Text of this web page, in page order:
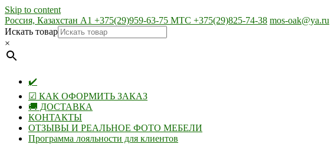
Skip to content
Россия, Казахстан А1 +375(29)959-63-75 МТС +375(29)825-74-38 mos-oak@ya.ru
Искать товар
×
✔️
☑ КАК ОФОРМИТЬ ЗАКАЗ
🚚 ДОСТАВКА
КОНТАКТЫ
ОТЗЫВЫ И РЕАЛЬНОЕ ФОТО МЕБЕЛИ
Программа лояльности для клиентов